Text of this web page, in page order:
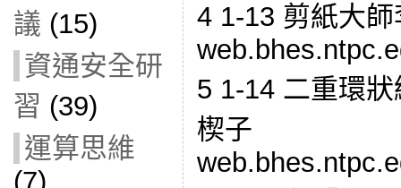
議 (15)
資通安全研
習 (39)
運算思維
(7)
4 1-13 剪紙大
5 1-14 二重環
楔子